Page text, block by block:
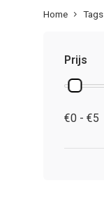
Home Tags
Prijs
€0 - €5